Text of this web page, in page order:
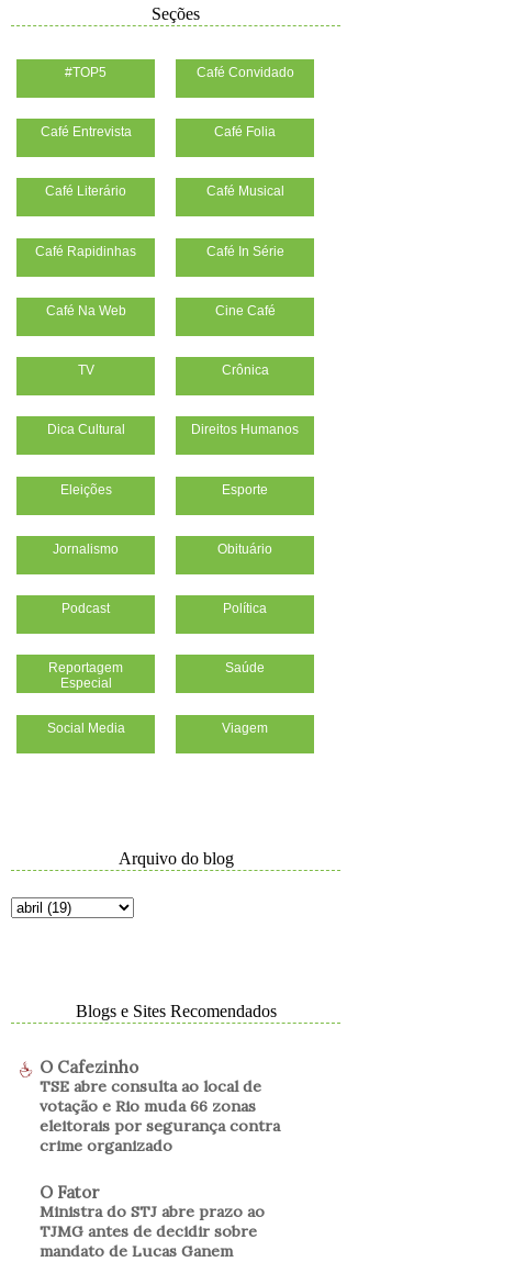
Seções
#TOP5 Café Convidado
Café Entrevista Café Folia
Café Literário Café Musical
Café Rapidinhas Café In Série
Café Na Web Cine Café
TV Crônica
Dica Cultural Direitos Humanos
Eleições Esporte
Jornalismo Obituário
Podcast Política
Reportagem
Especial
Saúde
Social Media Viagem
Arquivo do blog
Blogs e Sites Recomendados
O Cafezinho
TSE abre consulta ao local de
votação e Rio muda 66 zonas
eleitorais por segurança contra
crime organizado
O Fator
Ministra do STJ abre prazo ao
TJMG antes de decidir sobre
mandato de Lucas Ganem